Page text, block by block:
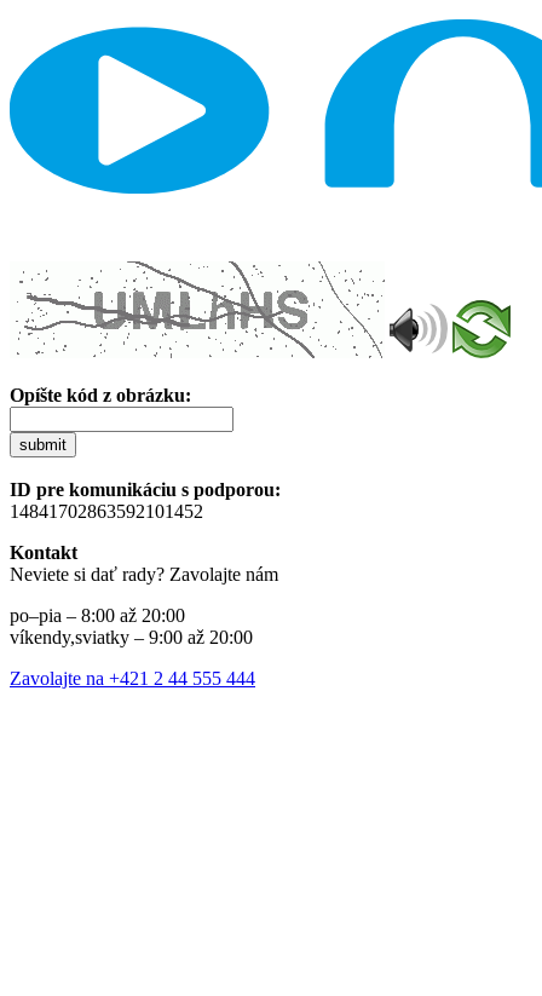
Opíšte kód z obrázku:
submit
ID pre komunikáciu s podporou:
14841702863592101452
Kontakt
Neviete si dať rady? Zavolajte nám
po–pia – 8:00 až 20:00
víkendy,sviatky – 9:00 až 20:00
Zavolajte na +421 2 44 555 444